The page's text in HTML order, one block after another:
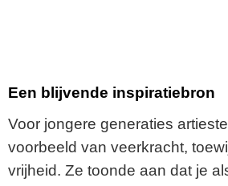
Een blijvende inspiratiebron
Voor jongere generaties
voorbeeld van veerkracht,
vrijheid. Ze toonde aan dat je